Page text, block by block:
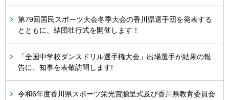
第79回国民スポーツ大会冬季大会の香川県選手団を発表する
とともに、結団壮行式を開催します！
「全国中学校ダンスドリル選手権大会」出場選手が結果の報
告に、知事を表敬訪問します!
令和6年度香川県スポーツ栄光賞贈呈式及び香川県教育委員会